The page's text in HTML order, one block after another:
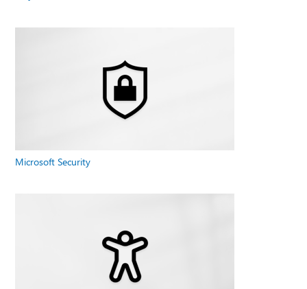
Microsoft Security